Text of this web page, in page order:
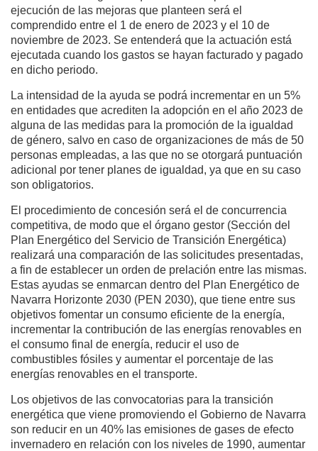
ejecución de las mejoras que planteen será el
comprendido entre el 1 de enero de 2023 y el 10 de
noviembre de 2023. Se entenderá que la actuación está
ejecutada cuando los gastos se hayan facturado y pagado
en dicho periodo.
La intensidad de la ayuda se podrá incrementar en un 5%
en entidades que acrediten la adopción en el año 2023 de
alguna de las medidas para la promoción de la igualdad
de género, salvo en caso de organizaciones de más de 50
personas empleadas, a las que no se otorgará puntuación
adicional por tener planes de igualdad, ya que en su caso
son obligatorios.
El procedimiento de concesión será el de concurrencia
competitiva, de modo que el órgano gestor (Sección del
Plan Energético del Servicio de Transición Energética)
realizará una comparación de las solicitudes presentadas,
a fin de establecer un orden de prelación entre las mismas.
Estas ayudas se enmarcan dentro del Plan Energético de
Navarra Horizonte 2030 (PEN 2030), que tiene entre sus
objetivos fomentar un consumo eficiente de la energía,
incrementar la contribución de las energías renovables en
el consumo final de energía, reducir el uso de
combustibles fósiles y aumentar el porcentaje de las
energías renovables en el transporte.
Los objetivos de las convocatorias para la transición
energética que viene promoviendo el Gobierno de Navarra
son reducir en un 40% las emisiones de gases de efecto
invernadero en relación con los niveles de 1990, aumentar